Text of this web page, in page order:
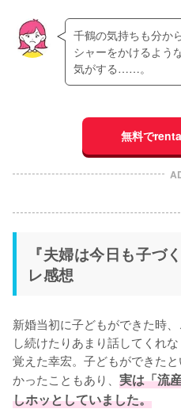
千鶴の気持ちも分か
シャーをかけるよう
気がする……。
無料で
『夫婦は今日も子づ
レ感想
新婚当初に子どもができた時
し続けたりあまり話してくれ
覚えた幸宏。子どもができた
かったこともあり、 実は「流
しホッとしていました。